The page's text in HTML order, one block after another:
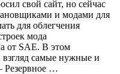
свой сайт, но сейчас
и модами для
для облегчения
мода
от SAE. В этом
самые нужные и
Резервное …